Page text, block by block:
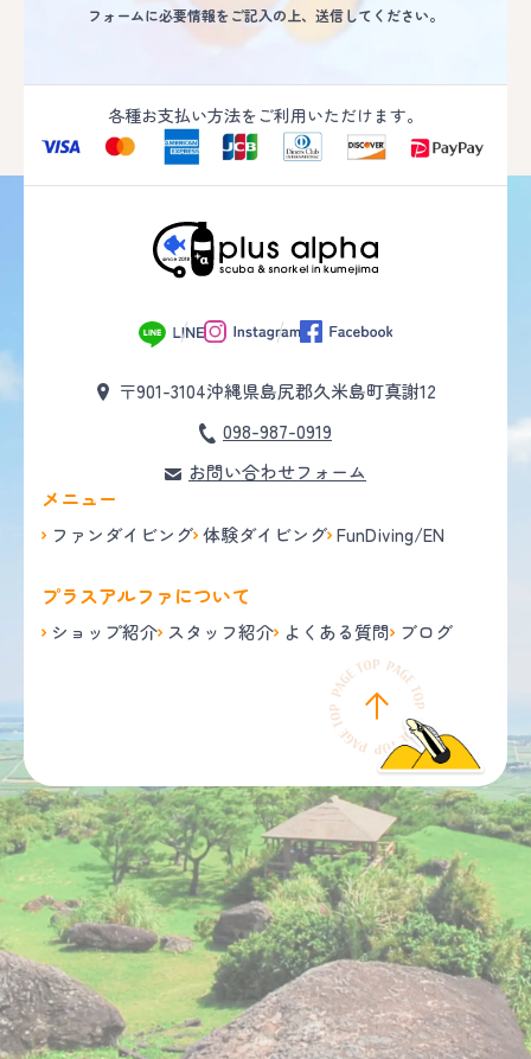
フォームに必要情報をご記入の上、送信してください。
各種お支払い方法をご利用いただけます。
〒901-3104沖縄県島尻郡久米島町真謝12
098-987-0919
お問い合わせフォーム
メニュー
ファンダイビング 体験ダイビング FunDiving/EN
プラスアルファについて
ショップ紹介 スタッフ紹介 よくある質問 ブログ